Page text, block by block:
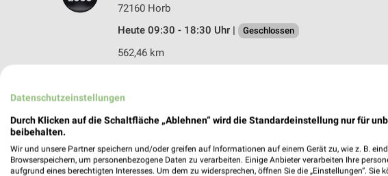
72160 Horb
Heute 09:30 - 18:30 Uhr |
Geschlossen
562,46 km
Datenschutzeinstellungen
Durch Klicken auf die Schaltfläche „Ablehnen“ wird die Standardeinstellung nur für
beibehalten.
Wir und unsere Partner speichern und/oder greifen auf Informationen auf einem Gerät zu, wie z. B.
Browserspeichern, um personenbezogene Daten zu verarbeiten. Einige Anbieter verarbeiten Ihre
aufgrund eines berechtigten Interesses. Um dem zu widersprechen, öffnen Sie die „Einstellungen“. Sie